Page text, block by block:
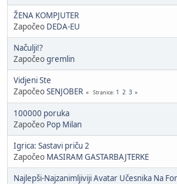
ŽENA KOMPJUTER
Započeo DEDA-EU
Načulji!?
Započeogremlin
Vidjeni Ste
ZapočeoSENJOBER Stranice 1 2 3
100000 poruka
Započeo Pop Milan
Igrica: Sastavi priču 2
Započeo MASIRAM GASTARBAJTERKE
Najlepši-Najzanimljiviji Avatar Učesnika Na